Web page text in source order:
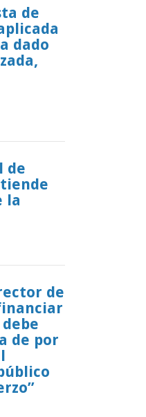
de
dado
de
la
de
de por